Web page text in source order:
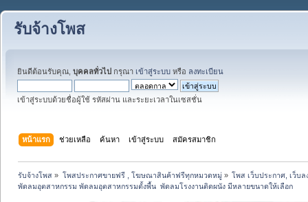
รับจ้างโพส
ยินดีต้อนรับคุณ, บุคคลทั่วไป กรุณา เข้าสู่ระบบ หรือ ลงทะเบียน
เข้าสู่ระบบด้วยชื่อผู้ใช้ รหัสผ่าน และระยะเวลาในเซสชั่น
หน้าแรก ช่วยเหลือ ค้นหา เข้าสู่ระบบ สมัครสมาชิก
รับจ้างโพส » โพสประกาศขายฟรี , โฆษณาสินค้าฟรีทุกหมวดหมู่» โพส เว็บประกาศ, เว็บ
พัดลมอุตสาหกรรม พัดลมอุตสาหกรรมตั้งพื้น  พัดลมโรงงานติดผนัง มีหลายขนาดให้เลือก